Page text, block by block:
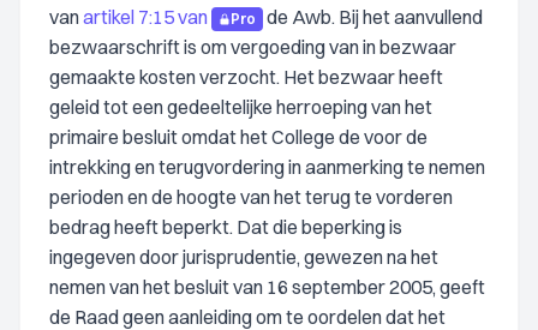
vanartikel 7:15 van Pro
de Awb. Bij het aanvullend
bezwaarschrift is om vergoeding van in bezwaar
gemaakte kosten verzocht. Het bezwaar heeft
geleid tot een gedeeltelijke herroeping van het
primaire besluit omdat het College de voor de
intrekking en terugvordering in aanmerking te nemen
perioden en de hoogte van het terug te vorderen
bedrag heeft beperkt. Dat die beperking is
ingegeven door jurisprudentie, gewezen na het
nemen van het besluit van 16 september 2005, geeft
de Raad geen aanleiding om te oordelen dat het